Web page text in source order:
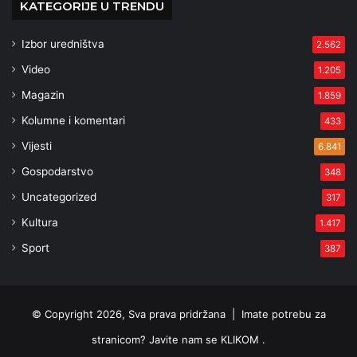
KATEGORIJE U TRENDU
Izbor uredništva 2.562
Video 1.205
Magazin 1.859
Kolumne i komentari 433
Vijesti 6.841
Gospodarstvo 348
Uncategorized 317
Kultura 1.417
Sport 387
© Copyright 2026, Sva prava pridržana | Imate potrebu za
stranicom? Javite nam se KLIKOM .